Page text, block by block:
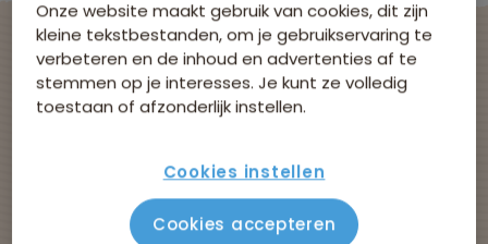
Avontuurlijke
groepsreizen met
Sawadee
Onze website maakt gebruik van cookies, dit zijn
kleine tekstbestanden, om je gebruikservaring te
verbeteren en de inhoud en advertenties af te
stemmen op je interesses. Je kunt ze volledig
toestaan of afzonderlijk instellen.
Cookies instellen
Cookies accepteren